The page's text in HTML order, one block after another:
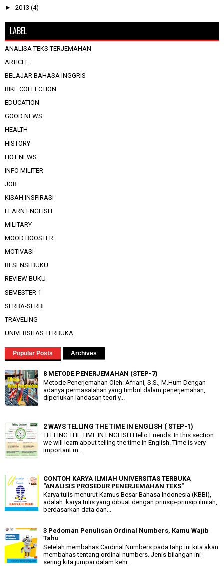
► 2013 (4)
LABEL
ANALISA TEKS TERJEMAHAN
ARTICLE
BELAJAR BAHASA INGGRIS
BIKE COLLECTION
EDUCATION
GOOD NEWS
HEALTH
HISTORY
HOT NEWS
INFO MILITER
JOB
KISAH INSPIRASI
LEARN ENGLISH
MILITARY
MOOD BOOSTER
MOTIVASI
RESENSI BUKU
REVIEW BUKU
SEMESTER 1
SERBA-SERBI
TRAVELING
UNIVERSITAS TERBUKA
Popular Posts Archives
8 METODE PENERJEMAHAN (STEP-7)
Metode Penerjemahan Oleh: Afriani, S.S., M.Hum Dengan
adanya permasalahan yang timbul dalam penerjemahan,
diperlukan landasan teori y...
2 WAYS TELLING THE TIME IN ENGLISH ( STEP-1)
TELLING THE TIME IN ENGLISH Hello Friends. In this section
we will learn about telling the time in English. Time is very
important m...
CONTOH KARYA ILMIAH UNIVERSITAS TERBUKA
"ANALISIS PROSEDUR PENERJEMAHAN TEKS"
Karya tulis menurut Kamus Besar Bahasa Indonesia (KBBI),
adalah karya tulis yang dibuat dengan prinsip-prinsip ilmiah,
berdasarkan data dan...
3 Pedoman Penulisan Ordinal Numbers, Kamu Wajib
Tahu
Setelah membahas Cardinal Numbers pada tahp ini kita akan
membahas tentang ordinal numbers. Jenis bilangan ini
sering kita jumpai dalam kehi...